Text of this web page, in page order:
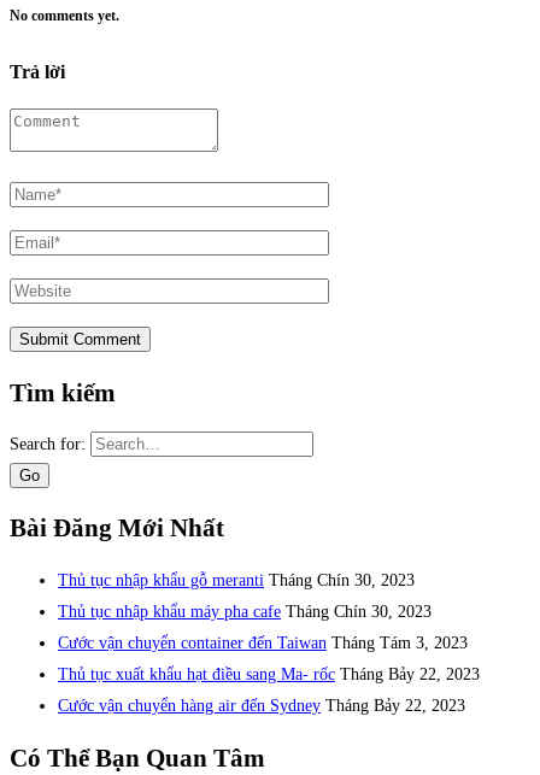
No comments yet.
Trả lời
Tìm kiếm
Search for:
Bài Đăng Mới Nhất
Thủ tục nhập khẩu gỗ meranti Tháng Chín 30, 2023
Thủ tục nhập khẩu máy pha cafe Tháng Chín 30, 2023
Cước vận chuyển container đến Taiwan Tháng Tám 3, 2023
Thủ tục xuất khẩu hạt điều sang Ma- rốc Tháng Bảy 22, 2023
Cước vận chuyển hàng air đến Sydney Tháng Bảy 22, 2023
Có Thể Bạn Quan Tâm